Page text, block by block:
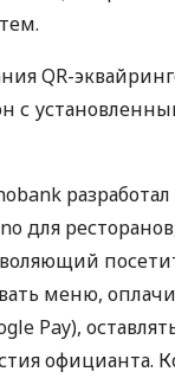
QR-
с
для
меню,
Pay),
официанта.